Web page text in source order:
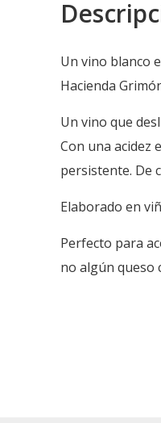
Un vino blanco
Hacienda
Un vino que
Con una acidez
persistente. De
Elaborado en
Perfecto para
no algún queso